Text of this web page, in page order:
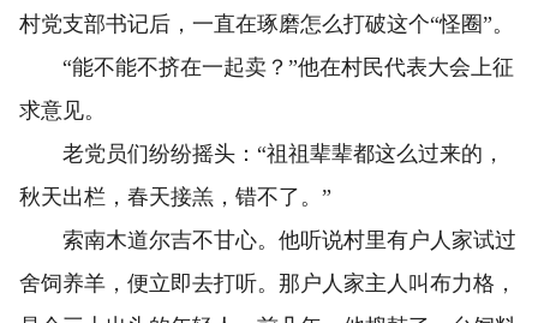
村党支部书记后，一直在琢磨怎么打破这个“怪圈”。
“能不能不挤在一起卖？”他在村民代表大会上征
求意见。
老党员们纷纷摇头：“祖祖辈辈都这么过来的，
秋天出栏，春天接羔，错不了。”
索南木道尔吉不甘心。他听说村里有户人家试过
舍饲养羊，便立即去打听。那户人家主人叫布力格，